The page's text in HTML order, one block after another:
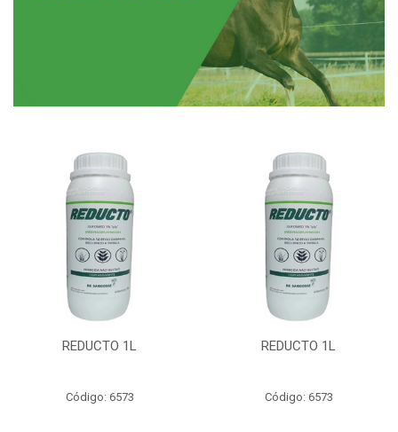
REDUCTO 1L
Código: 6573
REDUCTO 1L
Código: 6573